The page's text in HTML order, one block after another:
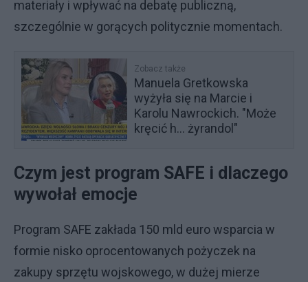
materiały i wpływać na debatę publiczną,
szczególnie w gorących politycznie momentach.
Zobacz także
Manuela Gretkowska
wyżyła się na Marcie i
Karolu Nawrockich. "Może
kręcić h... żyrandol"
Czym jest program SAFE i dlaczego
wywołał emocje
Program SAFE zakłada 150 mld euro wsparcia w
formie nisko oprocentowanych pożyczek na
zakupy sprzętu wojskowego, w dużej mierze